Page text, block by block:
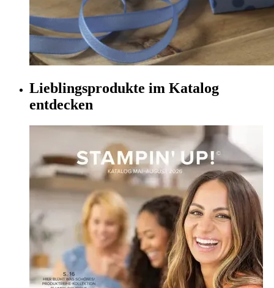
Lieblingsprodukte im Katalog
entdecken